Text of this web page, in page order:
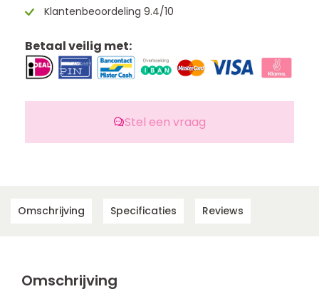
Klantenbeoordeling 9.4/10
Betaal veilig met:
Stel een vraag
Omschrijving Specificaties Reviews
Omschrijving